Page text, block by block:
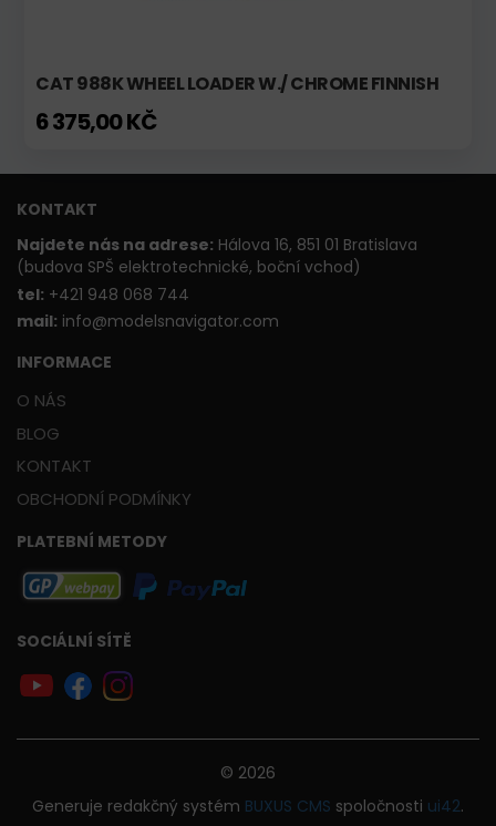
CAT 988K WHEEL LOADER W./ CHROME FINNISH
6 375,00 KČ
KONTAKT
Najdete nás na adrese: Hálova 16, 851 01 Bratislava
(budova SPŠ elektrotechnické, boční vchod)
tel: +421 948 068 744
mail: info@modelsnavigator.com
INFORMACE
O NÁS
BLOG
KONTAKT
OBCHODNÍ PODMÍNKY
PLATEBNÍ METODY
SOCIÁLNÍ SÍTĚ
© 2026
Generuje redakčný systém BUXUS CMS spoločnosti ui42.